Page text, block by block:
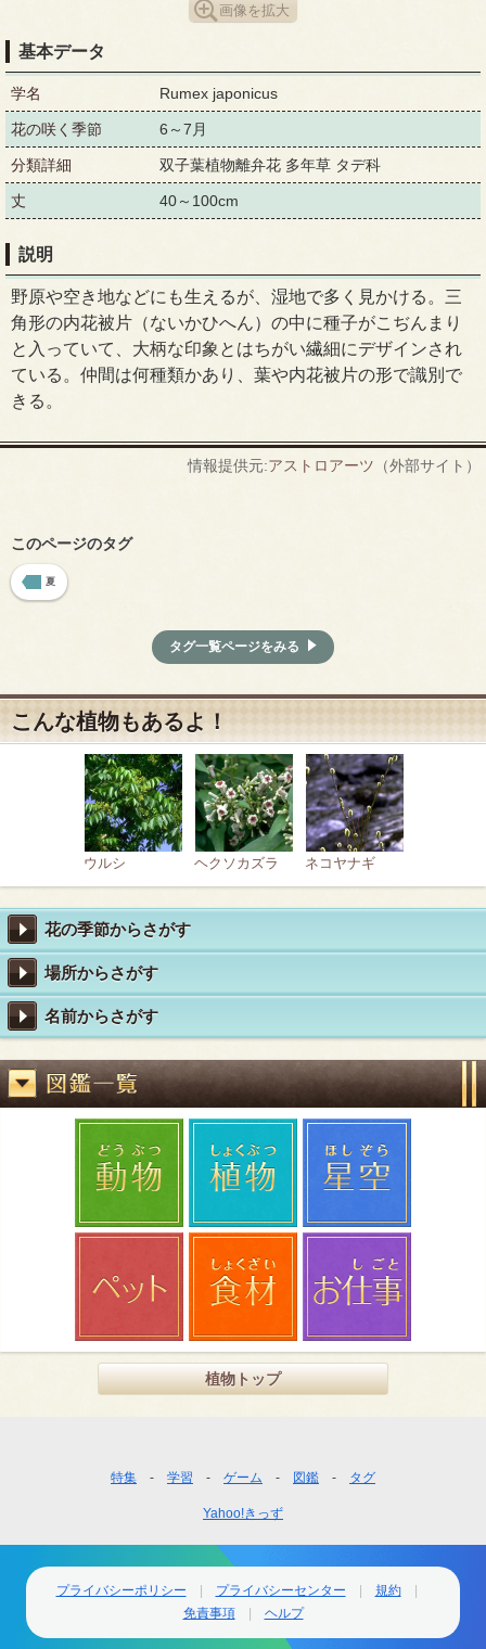
画像を拡大
基本データ
学名 Rumex japonicus
花の咲く季節 6～7月
分類詳細 双子葉植物離弁花 多年草 タデ科
丈 40～100cm
説明
野原や空き地などにも生えるが、湿地で多く見かける。三
角形の内花被片（ないかひへん）の中に種子がこぢんまり
と入っていて、大柄な印象とはちがい繊細にデザインされ
ている。仲間は何種類かあり、葉や内花被片の形で識別で
きる。
情報提供元:アストロアーツ （外部サイト）
このページのタグ
夏
タグ一覧ページをみる
こんな植物もあるよ！
ウルシ ヘクソカズラ ネコヤナギ
花の季節からさがす
場所からさがす
名前からさがす
植物トップ
ー
ナ
ビ
特集 学習 ゲーム 図鑑 タグ
Yahoo!きっず
プライバシーポリシー プライバシーセンター
規約
免責事項
ヘルプ